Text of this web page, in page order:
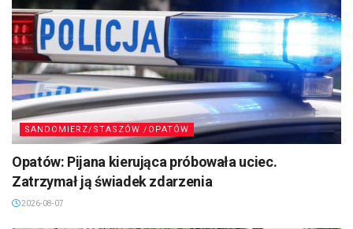
SANDOMIERZ/STASZÓW /OPATÓW
Opatów: Pijana kierująca próbowała uciec.
Zatrzymał ją świadek zdarzenia
2026-08-07